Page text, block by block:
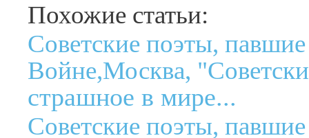
Похожие статьи:
Советские поэты,
Войне,Москва,
страшное в мире...
Советские поэты,